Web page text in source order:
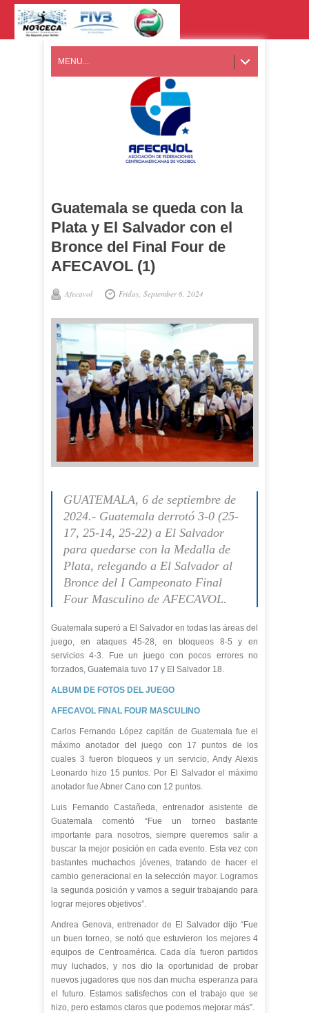
MENU...
Guatemala se queda con la
Plata y El Salvador con el
Bronce del Final Four de
AFECAVOL (1)
Afecavol Friday, September 6, 2024
GUATEMALA, 6 de septiembre de
2024.- Guatemala derrotó 3-0 (25-
17, 25-14, 25-22) a El Salvador
para quedarse con la Medalla de
Plata, relegando a El Salvador al
Bronce del I Campeonato Final
Four Masculino de AFECAVOL.
Guatemala superó a El Salvador en todas las áreas del
juego, en ataques 45-28, en bloqueos 8-5 y en
servicios 4-3. Fue un juego con pocos errores no
forzados, Guatemala tuvo 17 y El Salvador 18.
ALBUM DE FOTOS DEL JUEGO
AFECAVOL FINAL FOUR MASCULINO
Carlos Fernando López capitán de Guatemala fue el
máximo anotador del juego con 17 puntos de los
cuales 3 fueron bloqueos y un servicio, Andy Alexis
Leonardo hizo 15 puntos. Por El Salvador el máximo
anotador fue Abner Cano con 12 puntos.
Luis Fernando Castañeda, entrenador asistente de
Guatemala comentó “Fue un torneo bastante
importante para nosotros, siempre queremos salir a
buscar la mejor posición en cada evento. Esta vez con
bastantes muchachos jóvenes, tratando de hacer el
cambio generacional en la selección mayor. Logramos
la segunda posición y vamos a seguir trabajando para
lograr mejores objetivos”.
Andrea Genova, entrenador de El Salvador dijo “Fue
un buen torneo, se notó que estuvieron los mejores 4
equipos de Centroamérica. Cada día fueron partidos
muy luchados, y nos dio la oportunidad de probar
nuevos jugadores que nos dan mucha esperanza para
el futuro. Estamos satisfechos con el trabajo que se
hizo, pero estamos claros que podemos mejorar más”.